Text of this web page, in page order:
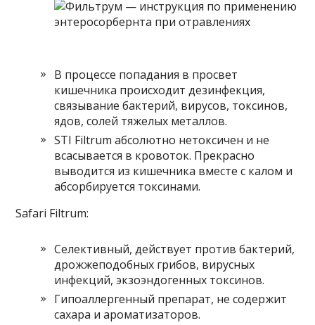
В процессе попадания в просвет
кишечника происходит дезинфекция,
связывание бактерий, вирусов, токсинов,
ядов, солей тяжелых металлов.
STI Filtrum абсолютно нетоксичен и не
всасывается в кровоток. Прекрасно
выводится из кишечника вместе с калом и
абсорбируется токсинами.
Safari Filtrum:
Селективный, действует против бактерий,
дрожжеподобных грибов, вирусных
инфекций, экзоэндогенных токсинов.
Гипоаллергенный препарат, не содержит
сахара и ароматизаторов.